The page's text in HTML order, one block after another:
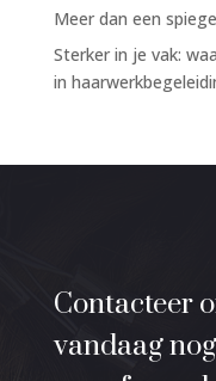
Meer dan een
Sterker in je vak:
in
Contacteer
vandaag